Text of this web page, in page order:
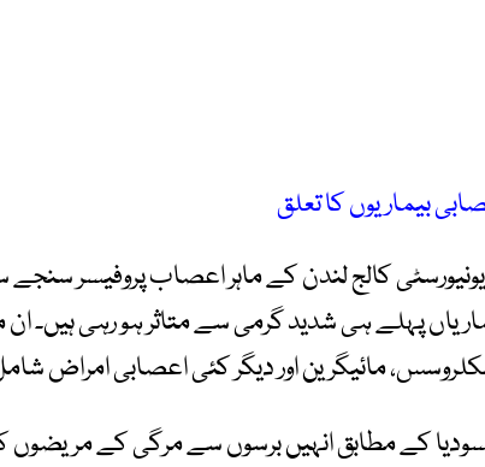
بیماریوں کا تعلق
کالج لندن کے ماہر اعصاب پروفیسر
پہلے ہی شدید گرمی سے متاثر ہو رہی ہیں۔
مائیگرین اور دیگر کئی اعصابی امراض
کے مطابق انہیں برسوں سے مرگی کے مریضوں